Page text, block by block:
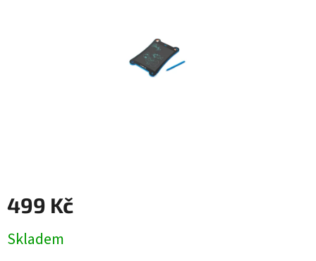
499 Kč
cena:
Skladem